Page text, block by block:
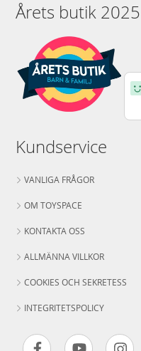
Årets butik 2025
Kundservice
VANLIGA FRÅGOR
OM TOYSPACE
KONTAKTA OSS
ALLMÄNNA VILLKOR
COOKIES OCH SEKRETESS
INTEGRITETSPOLICY